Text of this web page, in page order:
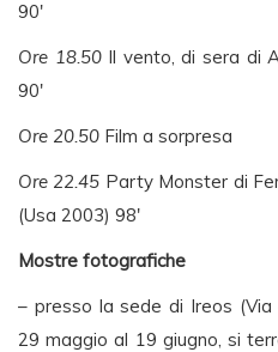
90′
Ore 18.50Il vento, di sera di
90′
Ore 20.50 Film a sorpresa
Ore 22.45 Party Monster di
(Usa 2003) 98′
Mostre fotografiche
– presso la sede di Ireos (Via
29 maggio al 19 giugno, si